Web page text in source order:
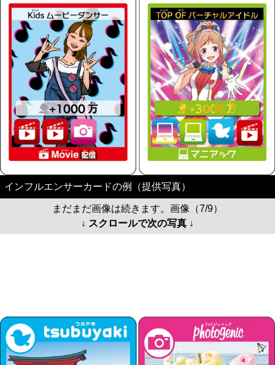
インフルエンサーカードの例（提供写真）
まだまだ画像は続きます。画像（7/9）
↓ スクロールで次の写真 ↓